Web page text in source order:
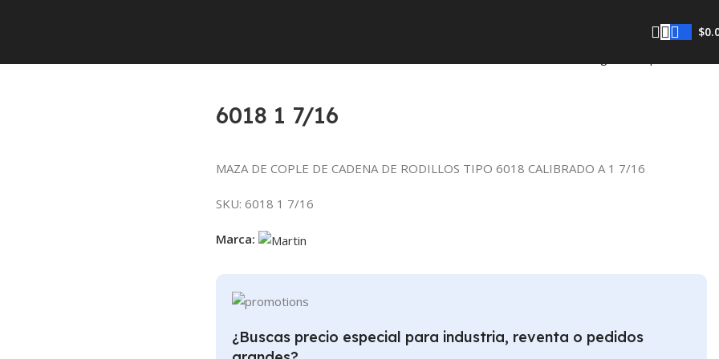
$
6018 1 7/16
MAZA DE COPLE DE CADENA DE RODILLOS TIPO 6018 CALIBRADO A 1 7/16
SKU: 6018 1 7/16
Marca:
¿Buscas precio especial para industria, reventa o pedidos